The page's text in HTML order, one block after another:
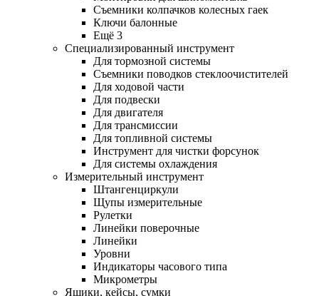
Съемники колпачков колесных гаек
Ключи балонные
Ещё 3
Специализированный инструмент
Для тормозной системы
Съемники поводков стеклоочистителей
Для ходовой части
Для подвески
Для двигателя
Для трансмиссии
Для топливной системы
Инструмент для чистки форсунок
Для системы охлаждения
Измерительный инструмент
Штангенциркули
Щупы измерительные
Рулетки
Линейки поверочные
Линейки
Уровни
Индикаторы часового типа
Микрометры
Ящики, кейсы, сумки